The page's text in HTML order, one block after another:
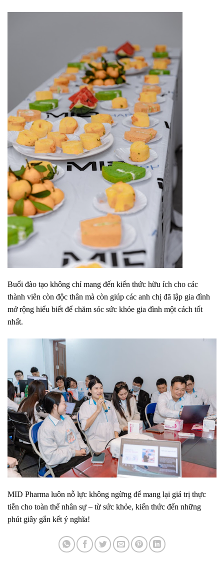
Buổi đào tạo không chỉ mang đến kiến thức hữu ích cho các
thành viên còn độc thân mà còn giúp các anh chị đã lập gia đình
mở rộng hiểu biết để chăm sóc sức khỏe gia đình một cách tốt
nhất.
MID Pharma luôn nỗ lực không ngừng để mang lại giá trị thực
tiễn cho toàn thể nhân sự – từ sức khỏe, kiến thức đến những
phút giây gắn kết ý nghĩa!